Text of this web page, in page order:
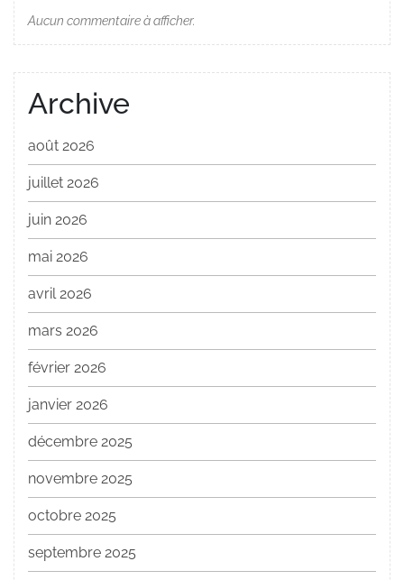
Aucun commentaire à afficher.
Archive
août 2026
juillet 2026
juin 2026
mai 2026
avril 2026
mars 2026
février 2026
janvier 2026
décembre 2025
novembre 2025
octobre 2025
septembre 2025